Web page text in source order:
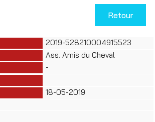
Retour
2019-528210004915523
Ass. Amis du Cheval
-
18-05-2019